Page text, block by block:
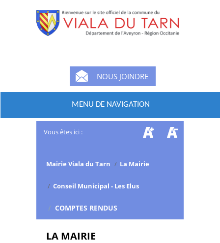
NOUS JOINDRE
MENU DE NAVIGATION
Vous êtes ici :
Mairie Viala du Tarn / La Mairie
/ Conseil Municipal - Les Elus
/ COMPTES RENDUS
LA MAIRIE